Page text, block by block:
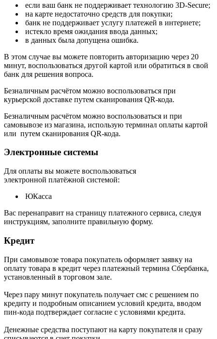
если ваш банк не поддерживает технологию 3D-Secure;
на карте недостаточно средств для покупки;
банк не поддерживает услугу платежей в интернете;
истекло время ожидания ввода данных;
в данных была допущена ошибка.
В этом случае вы можете повторить авторизацию через 20
минут, воспользоваться другой картой или обратиться в свой
банк для решения вопроса.
Безналичным расчётом можно воспользоваться при
курьерской доставке путем сканирования QR-кода.
Безналичным расчётом можно воспользоваться и при
самовывозе из магазина, использую терминал оплаты картой
или путем сканирования QR-кода.
Электронные системы
Для оплаты вы можете воспользоваться
электронной платёжной системой:
ЮКасса
Вас перенаправит на страницу платежного сервиса, следуя
инструкциям, заполните правильную форму.
Кредит
При самовывозе товара покупатель оформляет заявку на
оплату товара в кредит через платежный термина Сбербанка,
установленный в торговом зале.
Через пару минут покупатель получает смс с решением по
кредиту и подробным описанием условий кредита, вводом
пин-кода подтверждает согласие с условиями кредита.
Денежные средства поступают на карту покупателя и сразу